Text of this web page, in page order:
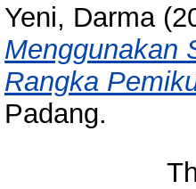
Yeni, Darma
Menggunakan
Rangka
Padang.